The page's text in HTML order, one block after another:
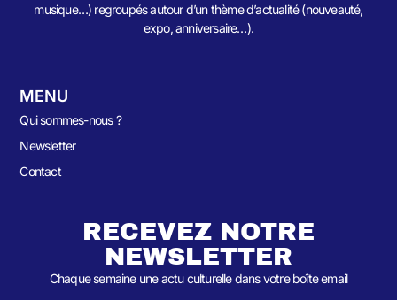
musique…) regroupés autour d’un thème d’actualité (nouveauté,
expo, anniversaire…).
MENU
Qui sommes-nous ?
Newsletter
Contact
RECEVEZ NOTRE
NEWSLETTER
Chaque semaine une actu culturelle dans votre boîte email